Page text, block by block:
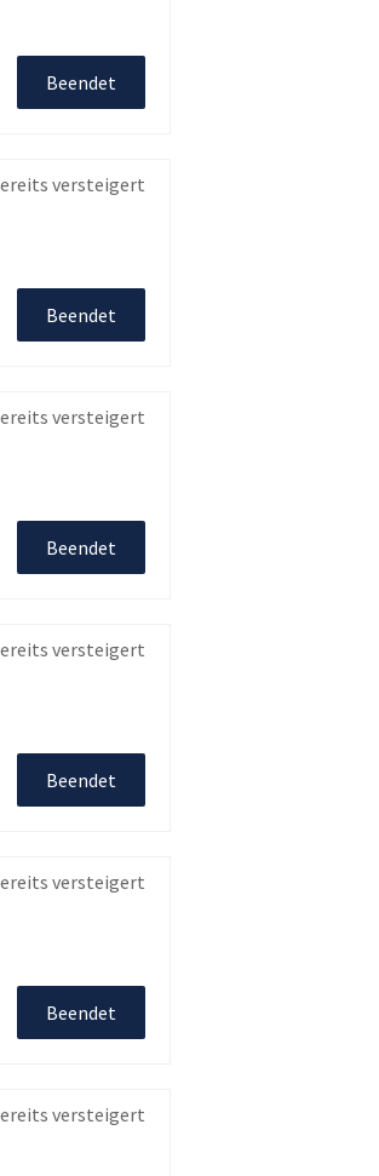
Beendet
versteigert
Beendet
versteigert
Beendet
versteigert
Beendet
versteigert
Beendet
versteigert